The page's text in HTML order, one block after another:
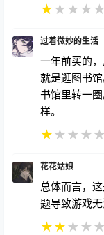
★★ ★ ★ ★
过着微妙的生活
一年前买的
就是逛图书
书馆里转一
样。
★★ ★ ★ ★
花花姑娘
总体而言，
题导致游戏
★★★ ★ ★